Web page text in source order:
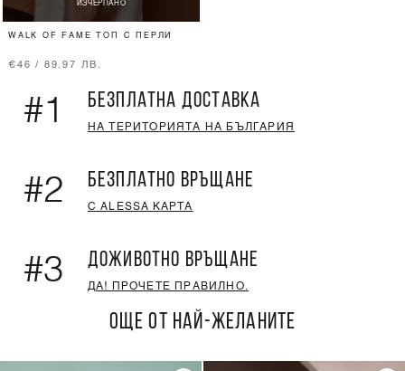
ИЗЧЕРПАНО
WALK OF FAME ТОП С ПЕРЛИ
€46 / 89.97 ЛВ.
#1 БЕЗПЛАТНА ДОСТАВКА
НА ТЕРИТОРИЯТА НА БЪЛГАРИЯ
#2 БЕЗПЛАТНО ВРЪЩАНЕ
С ALESSA КАРТА
#3 ДОЖИВОТНО ВРЪЩАНЕ
ДА! ПРОЧЕТЕ ПРАВИЛНО.
ОЩЕ ОТ НАЙ-ЖЕЛАНИТЕ